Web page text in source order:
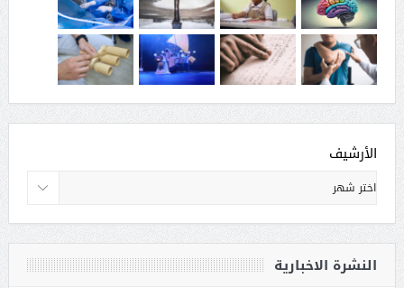
الأرشيف
النشرة الاخبارية